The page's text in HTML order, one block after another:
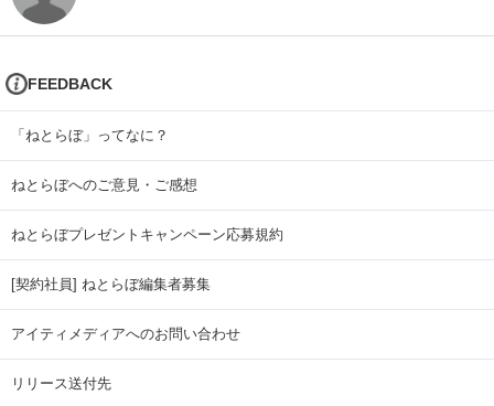
FEEDBACK
「ねとらぼ」ってなに？
ねとらぼへのご意見・ご感想
ねとらぼプレゼントキャンペーン応募規約
[契約社員] ねとらぼ編集者募集
アイティメディアへのお問い合わせ
リリース送付先